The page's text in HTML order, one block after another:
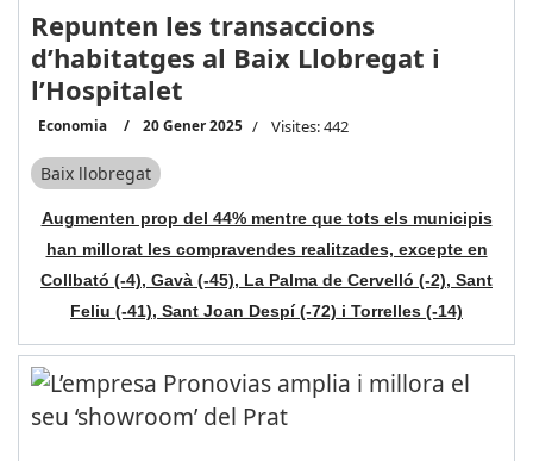
Repunten les transaccions
d’habitatges al Baix Llobregat i
l’Hospitalet
Economia 20 Gener 2025 Visites: 442
Baix llobregat
Augmenten prop del 44% mentre que tots els municipis
han millorat les compravendes realitzades, excepte en
Collbató (-4), Gavà (-45), La Palma de Cervelló (-2), Sant
Feliu (-41), Sant Joan Despí (-72) i Torrelles (-14)